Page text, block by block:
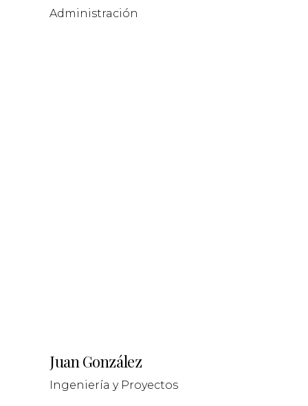
Administración
Juan González
Ingeniería y Proyectos